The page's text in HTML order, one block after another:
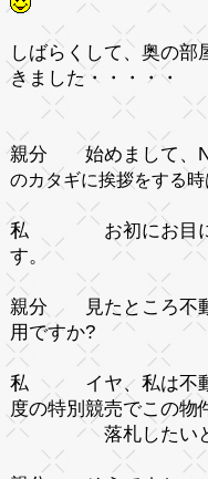
しばらくして、奥の
きました・・・・・
親分 始めまして、
のカタギに挨拶をする
私
お初にお目
す。
親分
見たところ不
用ですか?
私
イヤ、私は不
度の特別競売でこの物
落札したいと思